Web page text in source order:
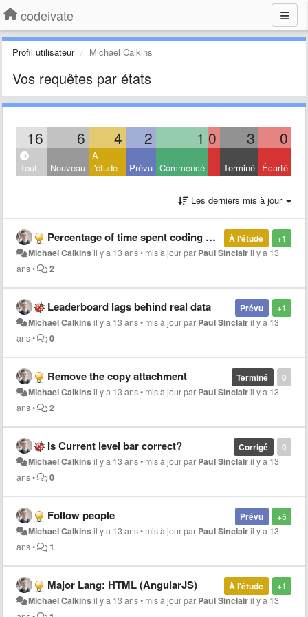
codeivate
Profil utilisateur Michael Calkins
Vos requêtes par états
16 6 4 2 1 0 3 0
Tout Nouveau
À
l'étude
Prévu Commencé Terminé Écarté
Les derniers mis à jour
+1
À l'étude
Percentage of time spent coding on leaderboard
Michael Calkinsil y a 13 ans• mis à jour par Paul Sinclairil y a 13
ans• 2
+1
Prévu
Leaderboard lags behind real data
Michael Calkinsil y a 13 ans• mis à jour par Paul Sinclairil y a 13
ans• 0
0
Terminé
Remove the copy attachment
Michael Calkinsil y a 13 ans• mis à jour par Paul Sinclairil y a 13
ans• 2
0
Corrigé
Is Current level bar correct?
Michael Calkinsil y a 13 ans• mis à jour par Paul Sinclairil y a 13
ans• 0
+5
Prévu
Follow people
Michael Calkinsil y a 13 ans• mis à jour par Paul Sinclairil y a 13
ans• 1
+1
À l'étude
Major Lang: HTML (AngularJS)
Michael Calkinsil y a 13 ans• mis à jour par Paul Sinclairil y a 13